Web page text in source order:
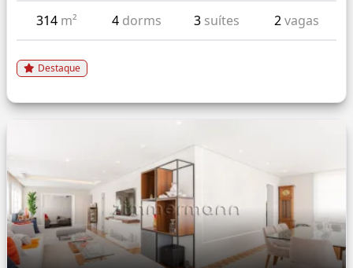
314 m² 4 dorms 3 suítes 2vagas
Destaque